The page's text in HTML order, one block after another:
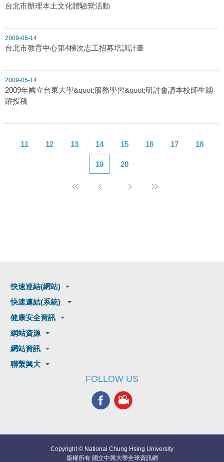
台北市辦理本土文化體驗營活動
2009-05-14
台北市教育中心第4梯次志工招募培訓計畫
2009-05-14
2009年國立台東大學&quot;服務學習&quot;研討會請本校師生踴
躍投稿
11 12 13 14 15 16 17 18
19 20
快速連結(網站)
快速連結(系統)
健康安全資訊
網站資源
網站資訊
聯繫興大
FOLLOW US
Copyright © National Chung Hsing University
版權所有 國立中興大學全球資訊網